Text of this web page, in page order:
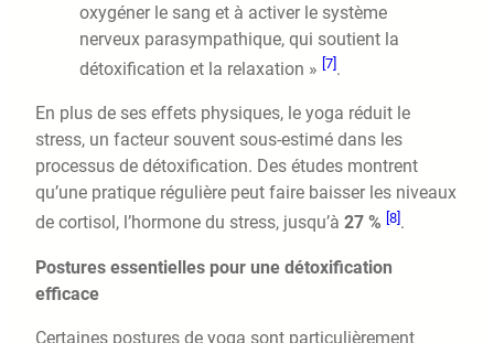
oxygéner le sang et à activer le système
nerveux parasympathique, qui soutient la
détoxification et la relaxation » [7] .
En plus de ses effets physiques, le yoga réduit le
stress, un facteur souvent sous-estimé dans les
processus de détoxification. Des études montrent
qu’une pratique régulière peut faire baisser les niveaux
de cortisol, l’hormone du stress, jusqu’à 27 % [8].
Postures essentielles pour une détoxification
efficace
Certaines postures de yoga sont particulièrement